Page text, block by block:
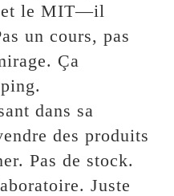
et le MIT—il
un cours, pas
Ça
dans sa
des produits
Pas de stock.
Juste